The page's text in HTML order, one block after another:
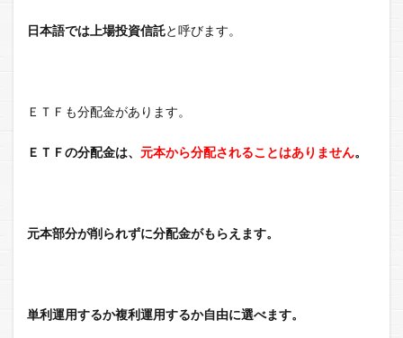
日本語では上場投資信託と呼びます。
ＥＴＦも分配金があります。
ＥＴＦの分配金は、 元本から分配されることはありません。
元本部分が削られずに分配金がもらえます。
単利運用するか複利運用するか自由に選べます。